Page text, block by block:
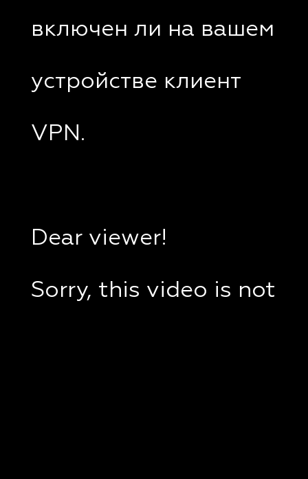
включен ли на вашем
устройстве клиент
VPN.
Dear viewer!
Sorry, this video is not